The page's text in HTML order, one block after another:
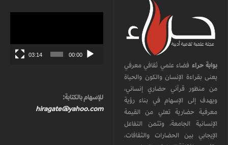
بوابة حراء فضاء علمي ثقافي معرفي
يعنى بقراءة الإنسان والكون والحياة
من منظور قرآني حضاري إنساني،
ويهدف إلى الإسهام في بناء رؤية
معرفية حضارية تعلي من القيمة
الإنسانية الجامعة، وتثمن التفاعل
الإيجابي بين الحضارات والثقافات،
00:00
03:14
للإسهام بالكتابة:
hiragate@yahoo.com